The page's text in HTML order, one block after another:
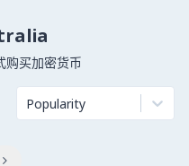
购买加密货币
Popularity
